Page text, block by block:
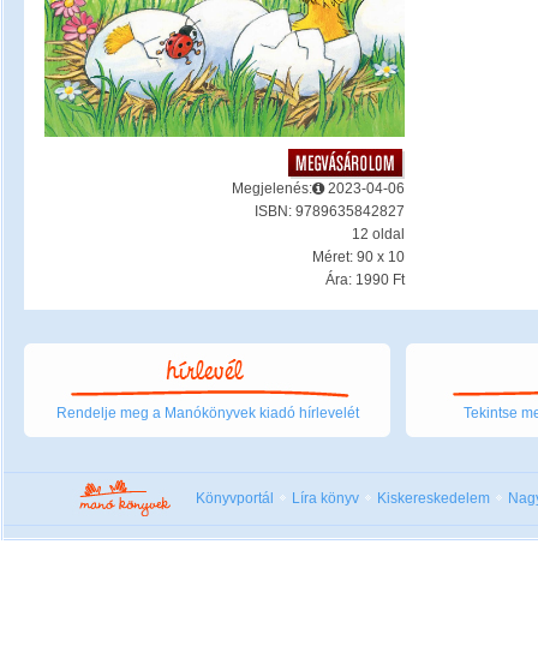
Megjelenés:
2023-04-06
ISBN: 9789635842827
12 oldal
Méret: 90 x 10
Ára: 1990 Ft
Rendelje meg a Manókönyvek kiadó hírlevelét Tekintse
Könyvportál Líra könyv Kiskereskedelem